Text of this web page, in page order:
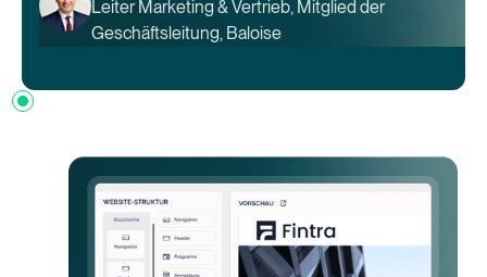
Leiter Marketing & Vertrieb, Mitglied der
Geschäftsleitung, Baloise